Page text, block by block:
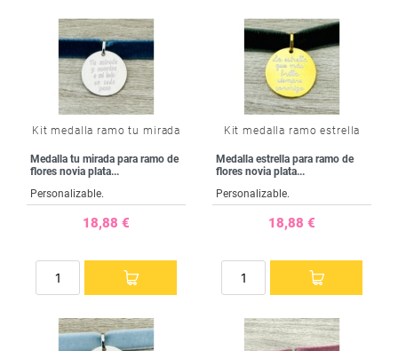
Kit medalla ramo tu mirada
Medalla tu mirada para ramo de
flores novia plata...
Personalizable.
18,88 €
Kit medalla ramo estrella
Medalla estrella para ramo de
flores novia plata...
Personalizable.
18,88 €